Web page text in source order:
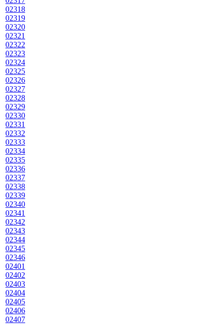
02318
02319
02320
02321
02322
02323
02324
02325
02326
02327
02328
02329
02330
02331
02332
02333
02334
02335
02336
02337
02338
02339
02340
02341
02342
02343
02344
02345
02346
02401
02402
02403
02404
02405
02406
02407